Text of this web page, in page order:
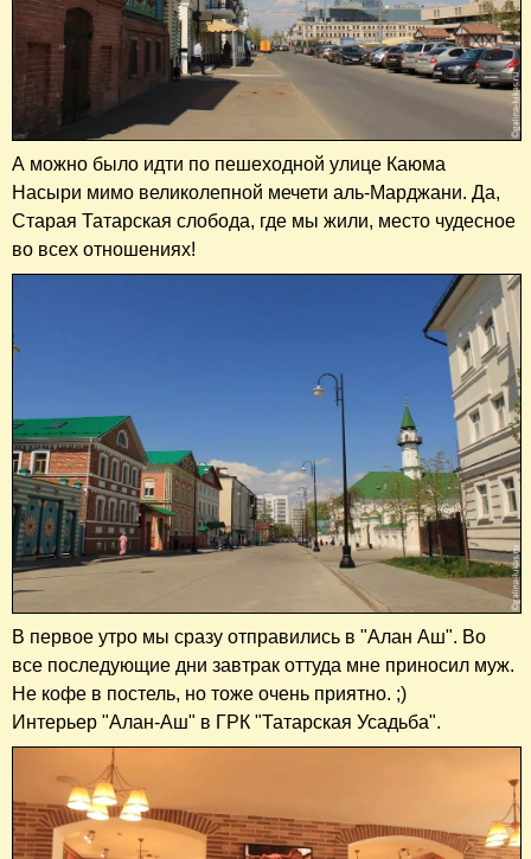
А можно было идти по пешеходной улице Каюма
Насыри мимо великолепной мечети аль-Марджани. Да,
Старая Татарская слобода, где мы жили, место чудесное
во всех отношениях!
В первое утро мы сразу отправились в "Алан Аш". Во
все последующие дни завтрак оттуда мне приносил муж.
Не кофе в постель, но тоже очень приятно. ;)
Интерьер "Алан-Аш" в ГРК "Татарская Усадьба".